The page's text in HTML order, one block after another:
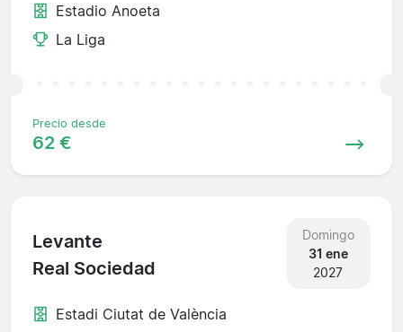
Estadio Anoeta
La Liga
Precio desde
62 €
Levante
Real Sociedad
Domingo
31 ene
2027
Estadi Ciutat de València